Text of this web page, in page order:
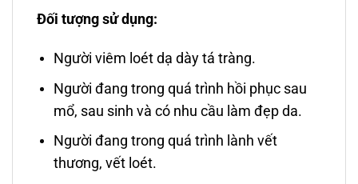
Đối tượng sử dụng:
Người viêm loét dạ dày tá tràng.
Người đang trong quá trình hồi phục sau
mổ, sau sinh và có nhu cầu làm đẹp da.
Người đang trong quá trình lành vết
thương, vết loét.